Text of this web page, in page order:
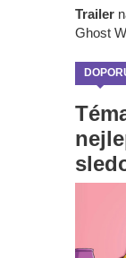
Trailer
Ghost